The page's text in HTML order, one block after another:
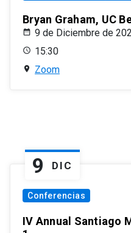
Bryan Graham, UC
9 de Diciembre de
15:30
Zoom
9 DIC
Conferencias
IV Annual Santiago